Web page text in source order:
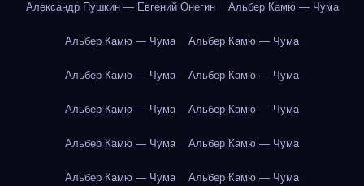
Александр Пушкин — Евгений Онегин Альбер Камю — Чума
Альбер Камю — Чума Альбер Камю — Чума
Альбер Камю — Чума Альбер Камю — Чума
Альбер Камю — Чума Альбер Камю — Чума
Альбер Камю — Чума Альбер Камю — Чума
Альбер Камю — Чума Альбер Камю — Чума